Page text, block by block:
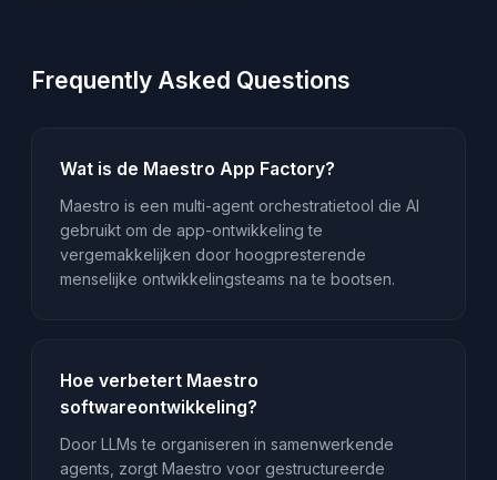
Frequently Asked Questions
Wat is de Maestro App Factory?
Maestro is een multi-agent orchestratietool die AI
gebruikt om de app-ontwikkeling te
vergemakkelijken door hoogpresterende
menselijke ontwikkelingsteams na te bootsen.
Hoe verbetert Maestro
softwareontwikkeling?
Door LLMs te organiseren in samenwerkende
agents, zorgt Maestro voor gestructureerde